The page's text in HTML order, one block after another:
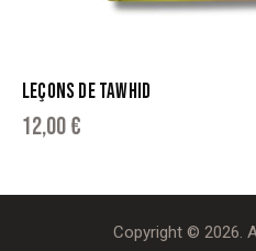
LEÇONS DE TAWHID
12,00€
Copyright © 2026.